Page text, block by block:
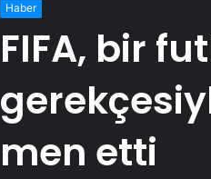
Haber
FIFA, bir
men etti